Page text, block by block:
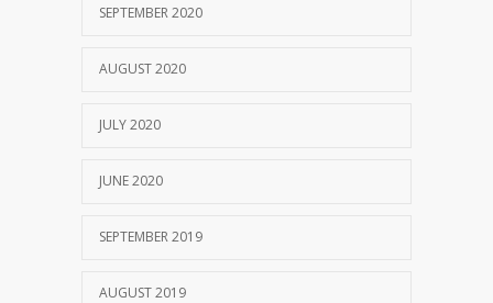
SEPTEMBER 2020
AUGUST 2020
JULY 2020
JUNE 2020
SEPTEMBER 2019
AUGUST 2019